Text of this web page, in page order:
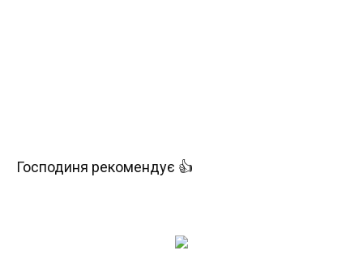
Господиня рекомендує 👍